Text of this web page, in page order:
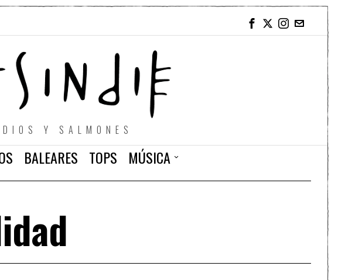
Y SALMONES
BALEARES TOPS
MÚSICA